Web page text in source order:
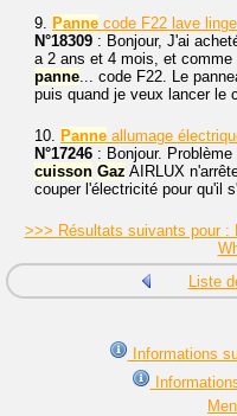
9. Panne code F22 lave linge
N°18309 : Bonjour, J'ai
a 2 ans et 4 mois, et comme
panne... code F22. Le
puis quand je veux lancer le
10. Panne allumage
N°17246 : Bonjour.
cuisson Gaz AIRLUX
couper l'électricité pour qu'il
>>> Résultats suivants pour :
Liste
Informations